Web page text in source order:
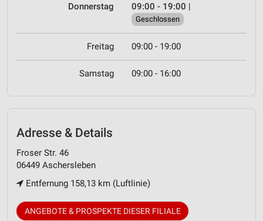
Donnerstag 09:00 - 19:00 |
Geschlossen
Freitag 09:00 - 19:00
Samstag 09:00 - 16:00
Adresse & Details
Froser Str. 46
06449 Aschersleben
Entfernung 158,13 km (Luftlinie)
ANGEBOTE & PROSPEKTE DIESER FILIALE